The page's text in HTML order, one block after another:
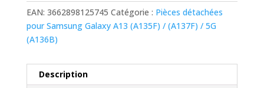
EAN: 3662898125745 Catégorie : Pièces détachées
pour Samsung Galaxy A13 (A135F) / (A137F) / 5G
(A136B)
Description